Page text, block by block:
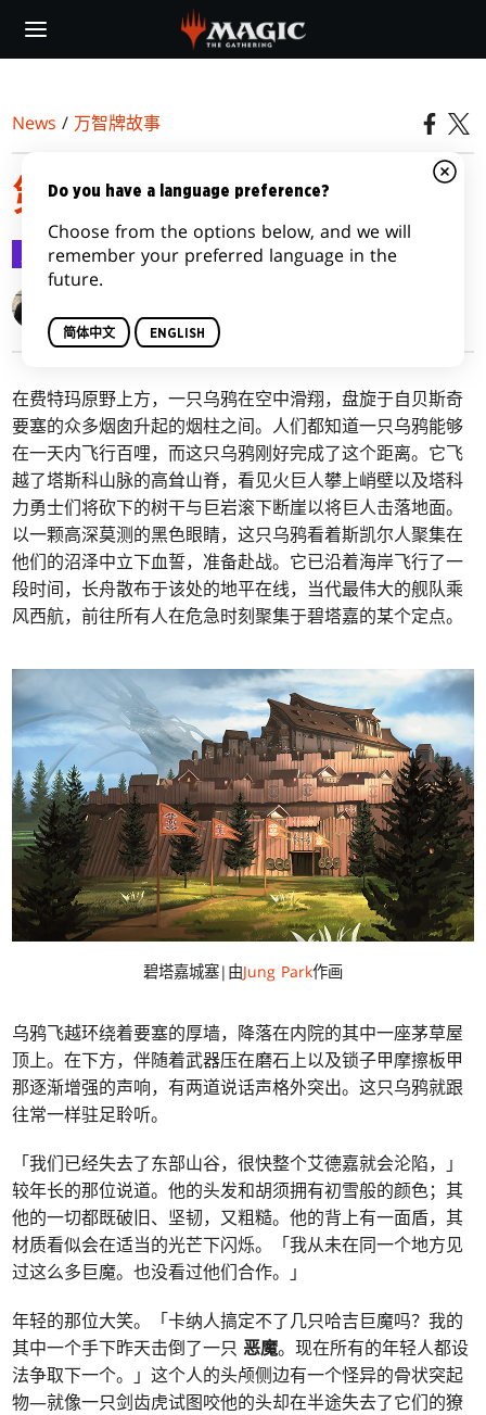
main
News / 万智牌故事
第五集：凯德海姆之战
万智牌故事 2021-02-04
在费特玛原野上方，一只乌鸦在空中滑翔，盘旋于自贝斯奇
要塞的众多烟囱升起的烟柱之间。人们都知道一只乌鸦能够
在一天内飞行百哩，而这只乌鸦刚好完成了这个距离。它飞
越了塔斯科山脉的高耸山脊，看见火巨人攀上峭壁以及塔科
力勇士们将砍下的树干与巨岩滚下断崖以将巨人击落地面。
以一颗高深莫测的黑色眼睛，这只乌鸦看着斯凯尔人聚集在
他们的沼泽中立下血誓，准备赴战。它已沿着海岸飞行了一
段时间，长舟散布于该处的地平在线，当代最伟大的舰队乘
风西航，前往所有人在危急时刻聚集于碧塔嘉的某个定点。
碧塔嘉城塞|由Jung Park作画
乌鸦飞越环绕着要塞的厚墙，降落在内院的其中一座茅草屋
顶上。在下方，伴随着武器压在磨石上以及锁子甲摩擦板甲
那逐渐增强的声响，有两道说话声格外突出。这只乌鸦就跟
往常一样驻足聆听。
「我们已经失去了东部山谷，很快整个艾德嘉就会沦陷，」
较年长的那位说道。他的头发和胡须拥有初雪般的颜色；其
他的一切都既破旧、坚韧，又粗糙。他的背上有一面盾，其
材质看似会在适当的光芒下闪烁。「我从未在同一个地方见
过这么多巨魔。也没看过他们合作。」
年轻的那位大笑。「卡纳人搞定不了几只哈吉巨魔吗？我的
其中一个手下昨天击倒了一只 恶魔。现在所有的年轻人都设
法争取下一个。」这个人的头颅侧边有一个怪异的骨状突起
物—就像一只剑齿虎试图咬他的头却在半途失去了它们的獠
Do you have a language preference?
Choose from the options below, and we will
remember your preferred language in the
future.
简体中文 ENGLISH